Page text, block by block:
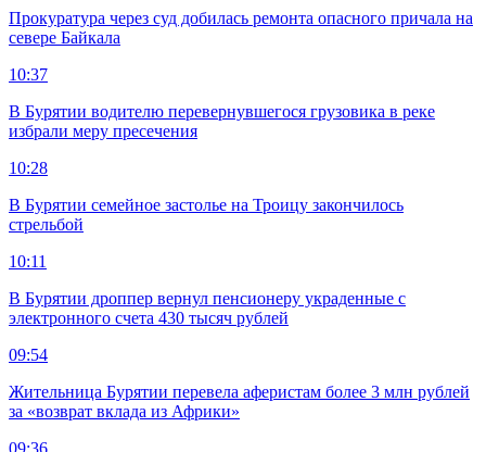
Прокуратура через суд добилась ремонта опасного причала на
севере Байкала
10:37
В Бурятии водителю перевернувшегося грузовика в реке
избрали меру пресечения
10:28
В Бурятии семейное застолье на Троицу закончилось
стрельбой
10:11
В Бурятии дроппер вернул пенсионеру украденные с
электронного счета 430 тысяч рублей
09:54
Жительница Бурятии перевела аферистам более 3 млн рублей
за «возврат вклада из Африки»
09:36